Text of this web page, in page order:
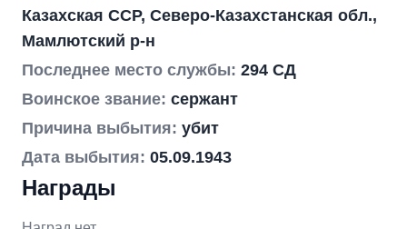
Казахская ССР, Северо-Казахстанская обл.,
Мамлютский р-н
Последнее место службы: 294 СД
Воинское звание: сержант
Причина выбытия: убит
Дата выбытия: 05.09.1943
Награды